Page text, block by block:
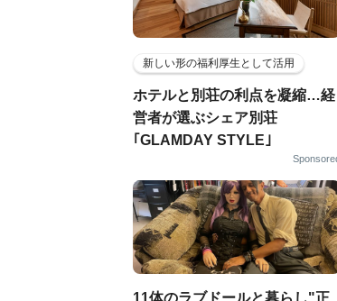
新しい形の福利厚生として活用
ホテルと別荘の利点を凝縮…経
営者が選ぶシェア別荘
｢GLAMDAY STYLE｣
11体のラブドールと暮らし"正